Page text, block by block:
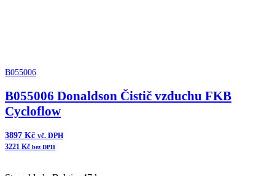
B055006
B055006 Donaldson Čistič vzduchu FKB
Cycloflow
3897 Kč vč. DPH
3221 Kč bez DPH